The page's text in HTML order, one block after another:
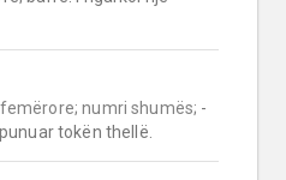
numri shumës; -
tokën thellë.